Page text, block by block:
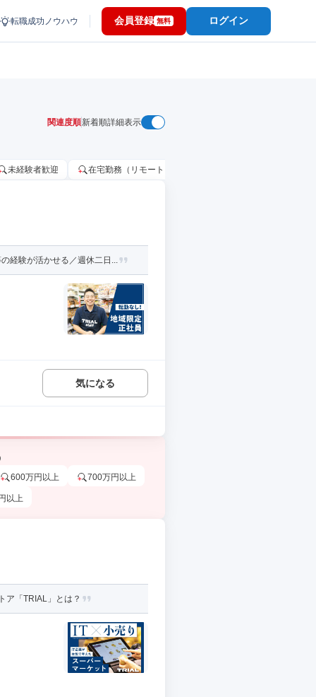
転職成功ノウハウ 会員登録 無料 ログイン
関連度順新着順詳細表示
未経験者歓迎 在宅勤務（リモートワーク）OK
経験が活かせる／週休二日...
気になる
600万円以上 700万円以上
以上
ア「TRIAL」とは？